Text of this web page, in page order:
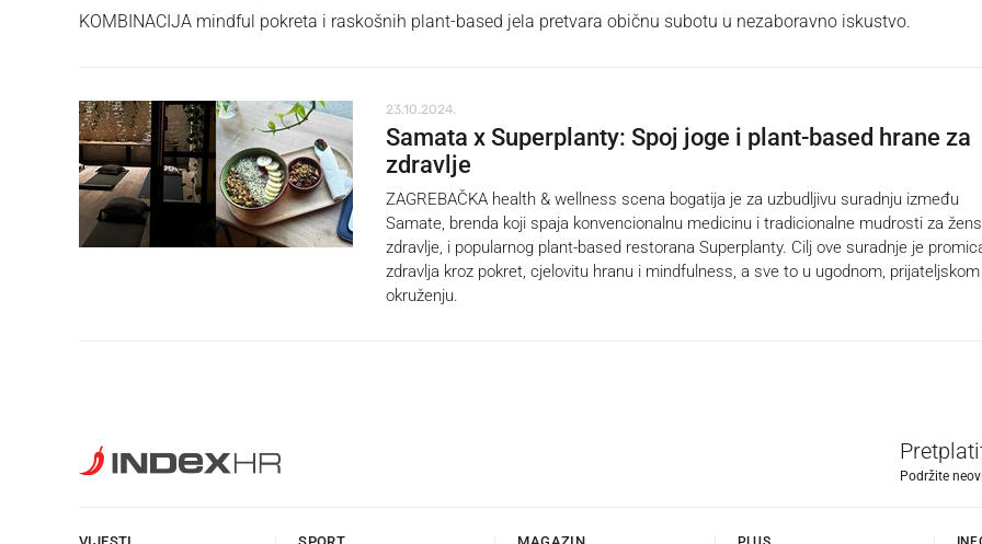
KOMBINACIJA mindful pokreta i raskošnih plant-based jela pretvara običnu subotu u nezaboravno iskustvo.
23.10.2024.
Samata x Superplanty: Spoj joge i plant-based hrane za
zdravlje
ZAGREBAČKA health & wellness scena bogatija je za uzbudljivu suradnju između
Samate, brenda koji spaja konvencionalnu medicinu i tradicionalne mudrosti za
zdravlje, i popularnog plant-based restorana Superplanty. Cilj ove suradnje je
zdravlja kroz pokret, cjelovitu hranu i mindfulness, a sve to u ugodnom, prijateljskom
okruženju.
Podržite